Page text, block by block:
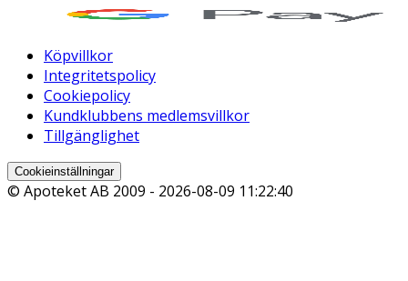
Köpvillkor
Integritetspolicy
Cookiepolicy
Kundklubbens medlemsvillkor
Tillgänglighet
Cookieinställningar
© Apoteket AB 2009 - 2026-08-09 11:22:40